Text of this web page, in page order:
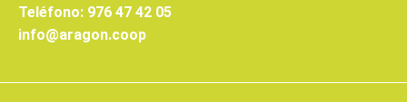
Teléfono: 976 47 42 05
info@aragon.coop